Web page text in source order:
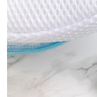
マナー
趣味